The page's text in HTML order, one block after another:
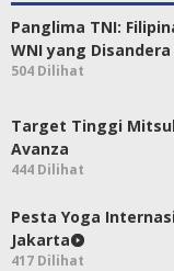
Panglima TNI:
WNI yang
504 Dilihat
Target Tinggi
Avanza
444 Dilihat
Pesta Yoga
Jakarta
417 Dilihat